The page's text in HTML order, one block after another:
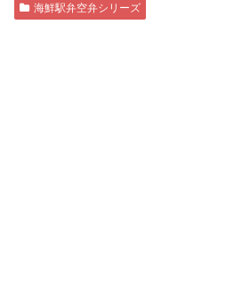
海鮮駅弁空弁シリーズ